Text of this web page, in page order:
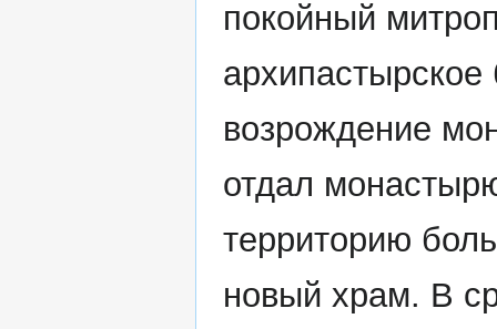
покойный
архипастырское
возрождение
отдал
территорию
новый храм. В